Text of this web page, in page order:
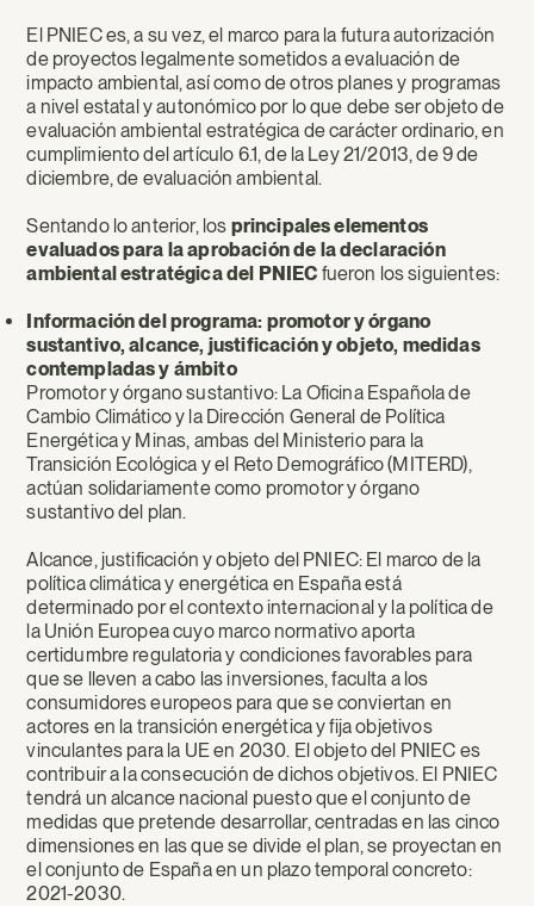
El PNIEC es, a su vez, el marco para la futura autorización
de proyectos legalmente sometidos a evaluación de
impacto ambiental, así como de otros planes y programas
a nivel estatal y autonómico por lo que debe ser objeto de
evaluación ambiental estratégica de carácter ordinario, en
cumplimiento del artículo 6.1, de la Ley 21/2013, de 9 de
diciembre, de evaluación ambiental.
Sentando lo anterior, los principales elementos
evaluados para la aprobación de la declaración
ambiental estratégica del PNIEC fueron los siguientes:
Información del programa: promotor y órgano
sustantivo, alcance, justificación y objeto, medidas
contempladas y ámbito
Promotor y órgano sustantivo: La Oficina Española de
Cambio Climático y la Dirección General de Política
Energética y Minas, ambas del Ministerio para la
Transición Ecológica y el Reto Demográfico (MITERD),
actúan solidariamente como promotor y órgano
sustantivo del plan.
Alcance, justificación y objeto del PNIEC: El marco de la
política climática y energética en España está
determinado por el contexto internacional y la política de
la Unión Europea cuyo marco normativo aporta
certidumbre regulatoria y condiciones favorables para
que se lleven a cabo las inversiones, faculta a los
consumidores europeos para que se conviertan en
actores en la transición energética y fija objetivos
vinculantes para la UE en 2030. El objeto del PNIEC es
contribuir a la consecución de dichos objetivos. El PNIEC
tendrá un alcance nacional puesto que el conjunto de
medidas que pretende desarrollar, centradas en las cinco
dimensiones en las que se divide el plan, se proyectan en
el conjunto de España en un plazo temporal concreto:
2021-2030.